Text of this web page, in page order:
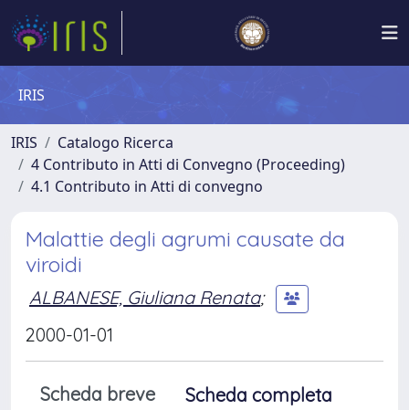
IRIS
IRIS
Catalogo Ricerca
4 Contributo in Atti di Convegno (Proceeding)
4.1 Contributo in Atti di convegno
Malattie degli agrumi causate da
viroidi
ALBANESE, Giuliana Renata;
2000-01-01
Scheda breve
Scheda completa